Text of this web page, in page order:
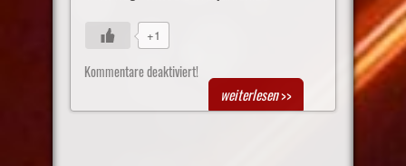
+1
Kommentare deaktiviert!
weiterlesen>>